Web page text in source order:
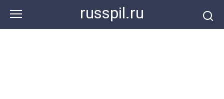
контенту
russpil.ru